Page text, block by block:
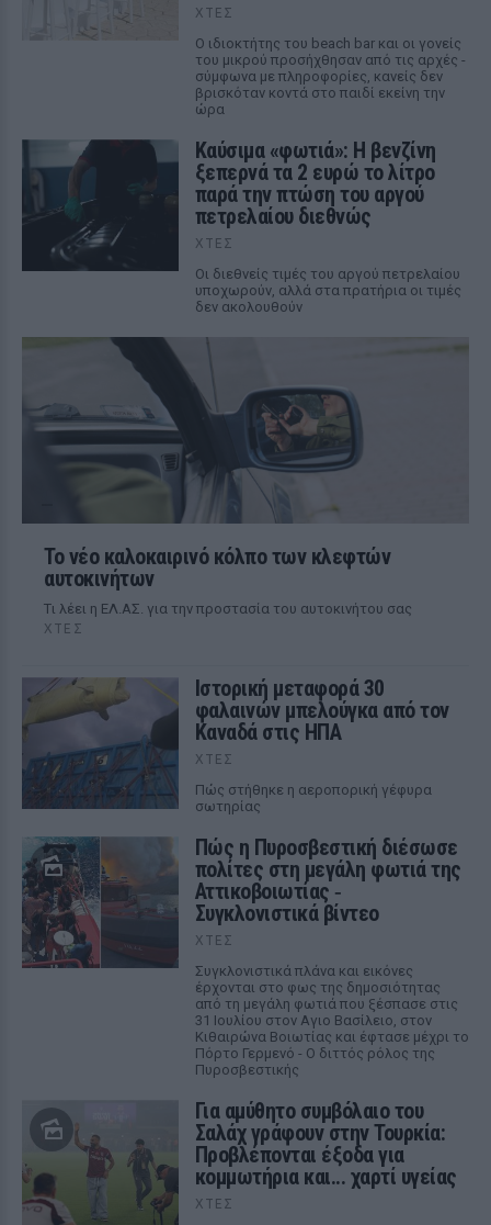
ΧΤΕΣ
Ο ιδιοκτήτης του beach bar και οι γονείς
του μικρού προσήχθησαν από τις αρχές -
σύμφωνα με πληροφορίες, κανείς δεν
βρισκόταν κοντά στο παιδί εκείνη την
ώρα
Καύσιμα «φωτιά»: Η βενζίνη
ξεπερνά τα 2 ευρώ το λίτρο
παρά την πτώση του αργού
πετρελαίου διεθνώς
ΧΤΕΣ
Οι διεθνείς τιμές του αργού πετρελαίου
υποχωρούν, αλλά στα πρατήρια οι τιμές
δεν ακολουθούν
Το νέο καλοκαιρινό κόλπο των κλεφτών
αυτοκινήτων
Tι λέει η ΕΛ.ΑΣ. για την προστασία του αυτοκινήτου σας
ΧΤΕΣ
Ιστορική μεταφορά 30
φαλαινών μπελούγκα από τον
Καναδά στις ΗΠΑ
ΧΤΕΣ
Πώς στήθηκε η αεροπορική γέφυρα
σωτηρίας
Πώς η Πυροσβεστική διέσωσε
πολίτες στη μεγάλη φωτιά της
Αττικοβοιωτίας ‑
Συγκλονιστικά βίντεο
ΧΤΕΣ
Συγκλονιστικά πλάνα και εικόνες
έρχονται στο φως της δημοσιότητας
από τη μεγάλη φωτιά που ξέσπασε στις
31 Ιουλίου στον Αγιο Βασίλειο, στον
Κιθαιρώνα Βοιωτίας και έφτασε μέχρι το
Πόρτο Γερμενό - Ο διττός ρόλος της
Πυροσβεστικής
Για αμύθητο συμβόλαιο του
Σαλάχ γράφουν στην Τουρκία:
Προβλέπονται έξοδα για
κομμωτήρια και... χαρτί υγείας
ΧΤΕΣ